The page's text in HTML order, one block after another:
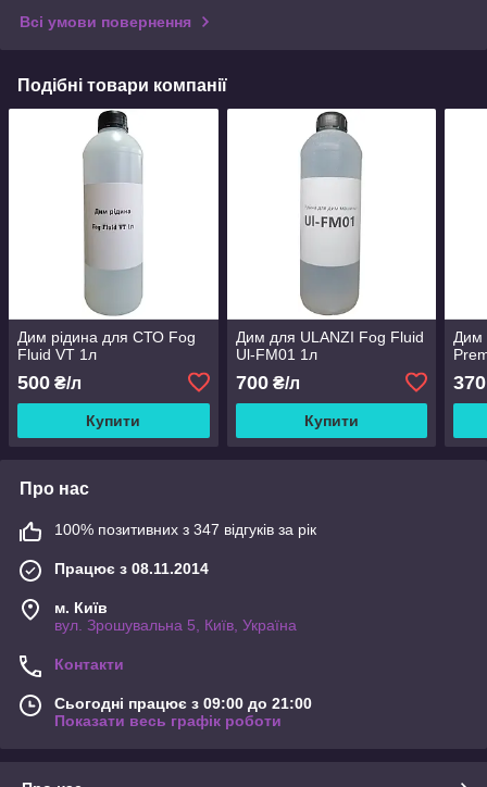
Всі умови повернення
Подібні товари компанії
Дим рідина для СТО Fog
Fluid VT 1л
500 ₴/л
Купити
Дим для ULANZI Fog Fluid
Ul-FM01 1л
700₴/л
Купити
Дим
370
Про нас
100% позитивних з 347 відгуків за рік
Працює з 08.11.2014
м. Київ
вул. Зрошувальна 5, Київ, Україна
Контакти
Сьогодні працює з 09:00 до 21:00
Показати весь графік роботи